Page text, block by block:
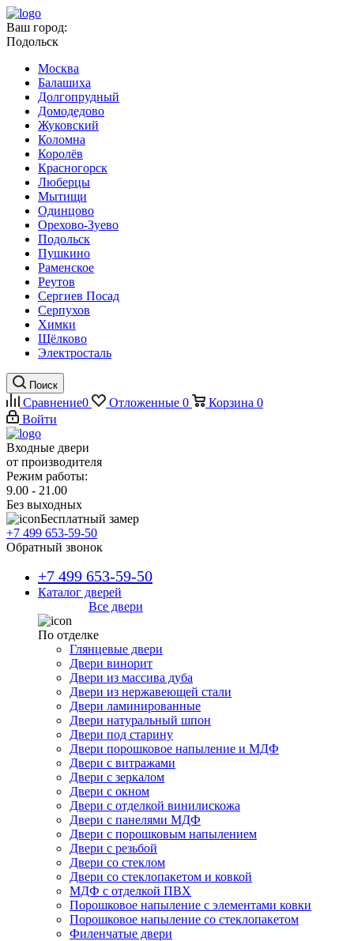
Ваш город:
Подольск
Москва
Балашиха
Долгопрудный
Домодедово
Жуковский
Коломна
Королёв
Красногорск
Люберцы
Мытищи
Одинцово
Орехово-Зуево
Подольск
Пушкино
Раменское
Реутов
Сергиев Посад
Серпухов
Химки
Щёлково
Электросталь
Поиск
Сравнение0 Отложенные 0 Корзина 0
Войти
Входные двери
от производителя
Режим работы:
9.00 - 21.00
Без выходных
Бесплатный замер
+7 499 653-59-50
Обратный звонок
+7 499 653-59-50
Каталог дверей
Все двери
По отделке
Глянцевые двери
Двери винорит
Двери из массива дуба
Двери из нержавеющей стали
Двери ламинированные
Двери натуральный шпон
Двери под старину
Двери порошковое напыление и МДФ
Двери с витражами
Двери с зеркалом
Двери с окном
Двери с отделкой винилискожа
Двери с панелями МДФ
Двери с порошковым напылением
Двери с резьбой
Двери со стеклом
Двери со стеклопакетом и ковкой
МДФ с отделкой ПВХ
Порошковое напыление с элементами ковки
Порошковое напыление со стеклопакетом
Филенчатые двери